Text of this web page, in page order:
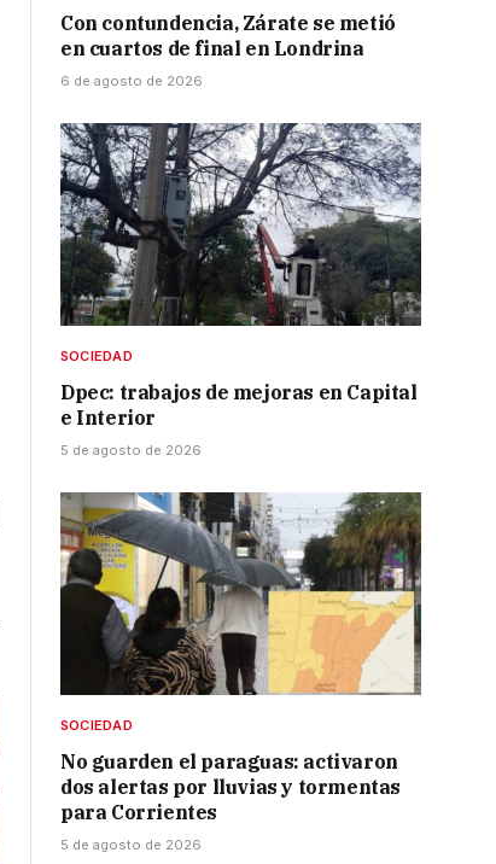
Con contundencia, Zárate se metió
en cuartos de final en Londrina
6 de agosto de 2026
SOCIEDAD
Dpec: trabajos de mejoras en Capital
e Interior
5 de agosto de 2026
SOCIEDAD
No guarden el paraguas: activaron
dos alertas por lluvias y tormentas
para Corrientes
5 de agosto de 2026